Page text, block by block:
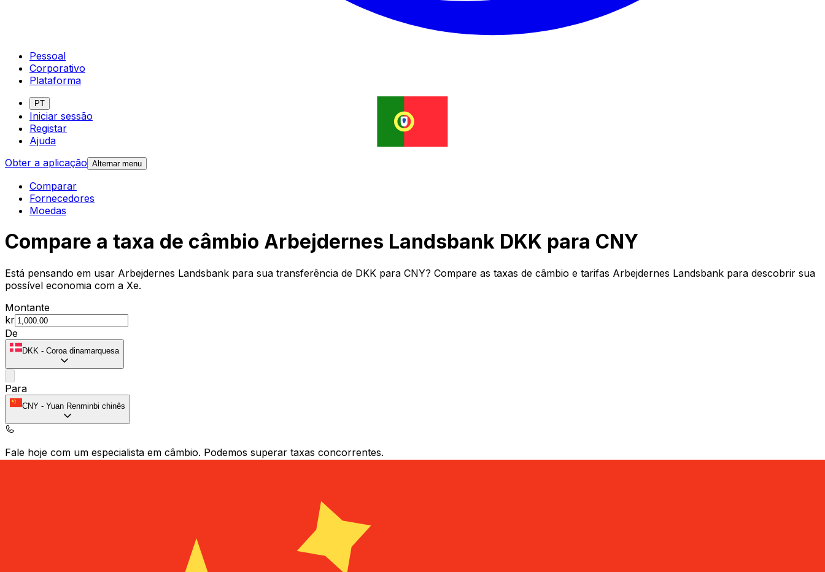
Pessoal
Corporativo
Plataforma
PT
Iniciar sessão
Registar
Ajuda
Obter a aplicação Alternar menu
Comparar
Fornecedores
Moedas
Compare a taxa de câmbio Arbejdernes Landsbank DKK para CNY
Está pensando em usar Arbejdernes Landsbank para sua transferência de DKK para CNY? Compare as taxas de câmbio e tarifas Arbejdernes Landsbank para descobrir sua
possível economia com a Xe.
Montante
kr
De
DKK - Coroa dinamarquesa
Para
CNY - Yuan Renminbi chinês
Fale hoje com um especialista em câmbio. Podemos superar taxas concorrentes.